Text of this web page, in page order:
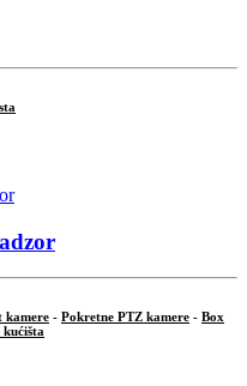
kamere - Pokretne PTZ kamere - Box
kućišta